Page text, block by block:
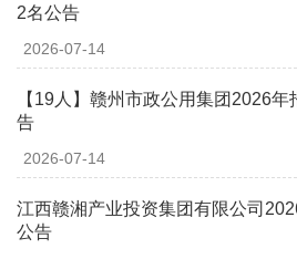
2名公告
2026-07-14
【19人】赣州市政公用集团2026
告
2026-07-14
江西赣湘产业投资集团有限公司
公告